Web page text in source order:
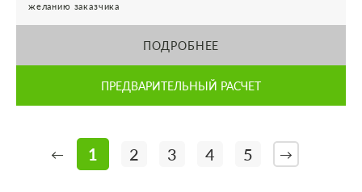
желанию заказчика
ПОДРОБНЕЕ
ПРЕДВАРИТЕЛЬНЫЙ РАСЧЕТ
← 1 2 3 4 5 →